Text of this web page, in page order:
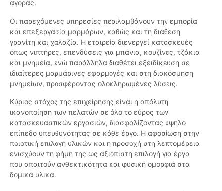
αγοράς.
Οι παρεχόμενες υπηρεσίες περιλαμβάνουν την εμπορία
και επεξεργασία μαρμάρων, καθώς και τη διάθεση
γρανίτη και χαλαζία. Η εταιρεία διενεργεί κατασκευές
όπως νιπτήρες, επενδύσεις για μπάνια, κουζίνες, τζάκια
και μνημεία, ενώ παράλληλα διαθέτει εξειδίκευση σε
ιδιαίτερες μαρμάρινες εφαρμογές και στη διακόσμηση
μνημείων, προσφέροντας ολοκληρωμένες λύσεις.
Κύριος στόχος της επιχείρησης είναι η απόλυτη
ικανοποίηση των πελατών σε όλο το εύρος των
κατασκευαστικών εργασιών, διασφαλίζοντας υψηλό
επίπεδο υπευθυνότητας σε κάθε έργο. Η αφοσίωση στην
ποιοτική επιλογή υλικών και η προσοχή στη λεπτομέρεια
ενισχύουν τη φήμη της ως αξιόπιστη επιλογή για έργα
που απαιτούν ανθεκτικότητα και φυσική ομορφιά στα
δομικά υλικά.